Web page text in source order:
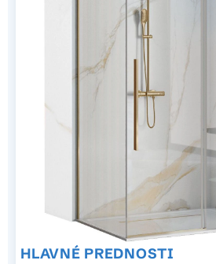
HLAVNÉ PREDNOSTI